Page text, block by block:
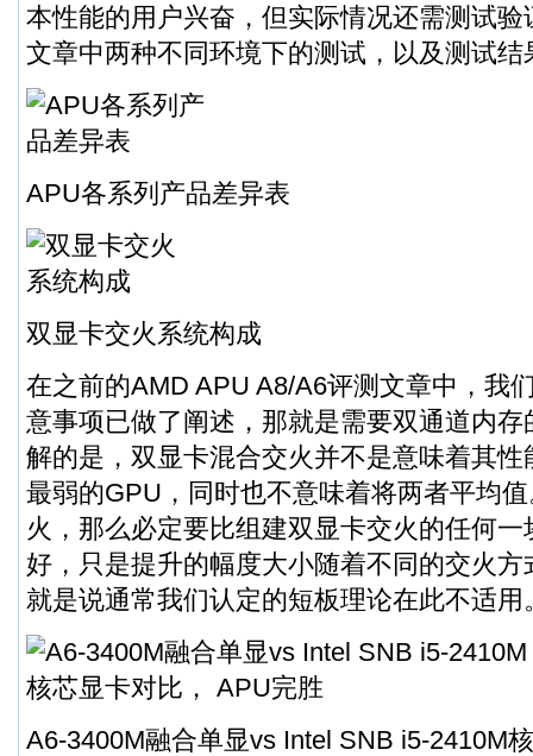
本性能的用户兴奋，但实际情况还需测试
文章中两种不同环境下的测试，以及测试结
APU各系列产品差异表
双显卡交火系统构成
在之前的AMD APU A8/A6评测文章中，我
意事项已做了阐述，那就是需要双通道内
解的是，双显卡混合交火并不是意味着其
最弱的GPU，同时也不意味着将两者平均
火，那么必定要比组建双显卡交火的任何
好，只是提升的幅度大小随着不同的交火
就是说通常我们认定的短板理论在此不适用
A6-3400M融合单显vs Intel SNB i5-2410M